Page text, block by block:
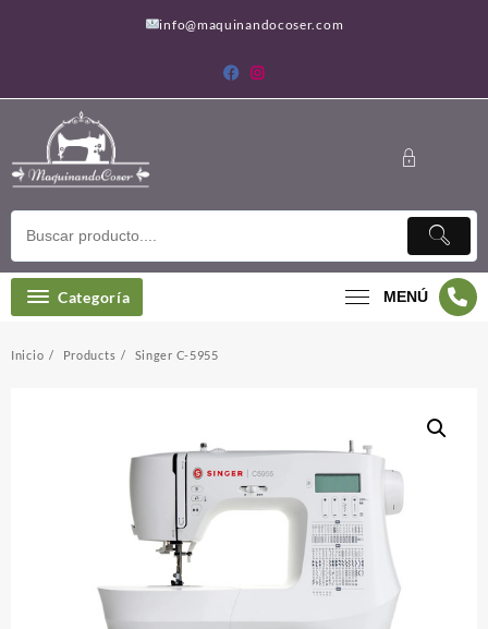
info@maquinandocoser.com
Categoría MENÚ
Inicio Products Singer C-5955